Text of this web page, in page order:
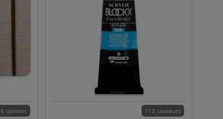
6 options 112 couleurs